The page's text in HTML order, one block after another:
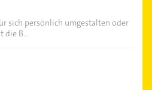
sich persönlich umgestalten oder
die B...